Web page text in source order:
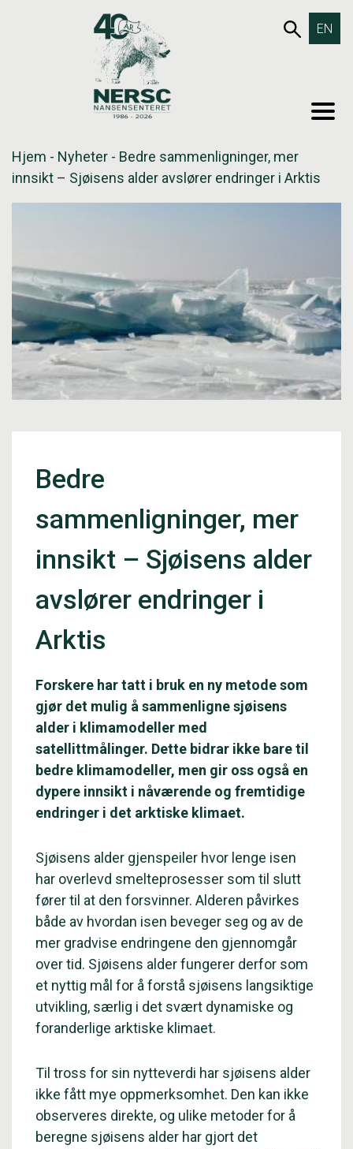
653SØK
EN
Hjem - Nyheter - Bedre sammenligninger, mer
innsikt – Sjøisens alder avslører endringer i Arktis
Bedre
sammenligninger, mer
innsikt – Sjøisens alder
avslører endringer i
Arktis
Forskere har tatt i bruk en ny metode som
gjør det mulig å sammenligne sjøisens
alder i klimamodeller med
satellittmålinger. Dette bidrar ikke bare til
bedre klimamodeller, men gir oss også en
dypere innsikt i nåværende og fremtidige
endringer i det arktiske klimaet.
Sjøisens alder gjenspeiler hvor lenge isen
har overlevd smelteprosesser som til slutt
fører til at den forsvinner. Alderen påvirkes
både av hvordan isen beveger seg og av de
mer gradvise endringene den gjennomgår
over tid. Sjøisens alder fungerer derfor som
et nyttig mål for å forstå sjøisens langsiktige
utvikling, særlig i det svært dynamiske og
foranderlige arktiske klimaet.
Til tross for sin nytteverdi har sjøisens alder
ikke fått mye oppmerksomhet. Den kan ikke
observeres direkte, og ulike metoder for å
beregne sjøisens alder har gjort det